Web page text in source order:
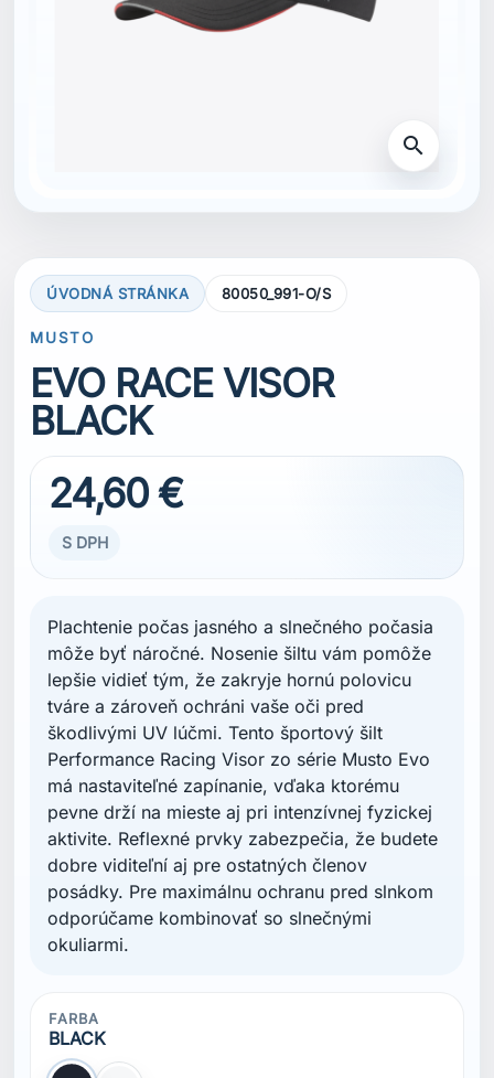
search
ÚVODNÁ STRÁNKA 80050_991-O/S
MUSTO
EVO RACE VISOR
BLACK
24,60 €
S DPH
Plachtenie počas jasného a slnečného počasia
môže byť náročné. Nosenie šiltu vám pomôže
lepšie vidieť tým, že zakryje hornú polovicu
tváre a zároveň ochráni vaše oči pred
škodlivými UV lúčmi. Tento športový šilt
Performance Racing Visor zo série Musto Evo
má nastaviteľné zapínanie, vďaka ktorému
pevne drží na mieste aj pri intenzívnej fyzickej
aktivite. Reflexné prvky zabezpečia, že budete
dobre viditeľní aj pre ostatných členov
posádky. Pre maximálnu ochranu pred slnkom
odporúčame kombinovať so slnečnými
okuliarmi.
FARBA
BLACK